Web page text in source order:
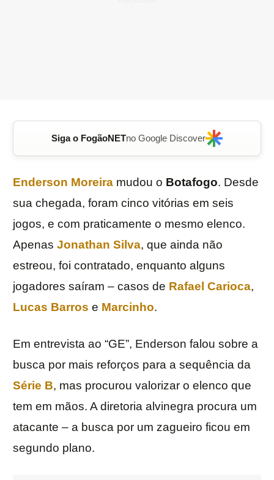
Siga o FogãoNETno Google Discover
Enderson Moreira mudou o Botafogo. Desde
sua chegada, foram cinco vitórias em seis
jogos, e com praticamente o mesmo elenco.
Apenas Jonathan Silva, que ainda não
estreou, foi contratado, enquanto alguns
jogadores saíram – casos de Rafael Carioca,
Lucas Barros e Marcinho.
Em entrevista ao “GE”, Enderson falou sobre a
busca por mais reforços para a sequência da
Série B, mas procurou valorizar o elenco que
tem em mãos. A diretoria alvinegra procura um
atacante – a busca por um zagueiro ficou em
segundo plano.